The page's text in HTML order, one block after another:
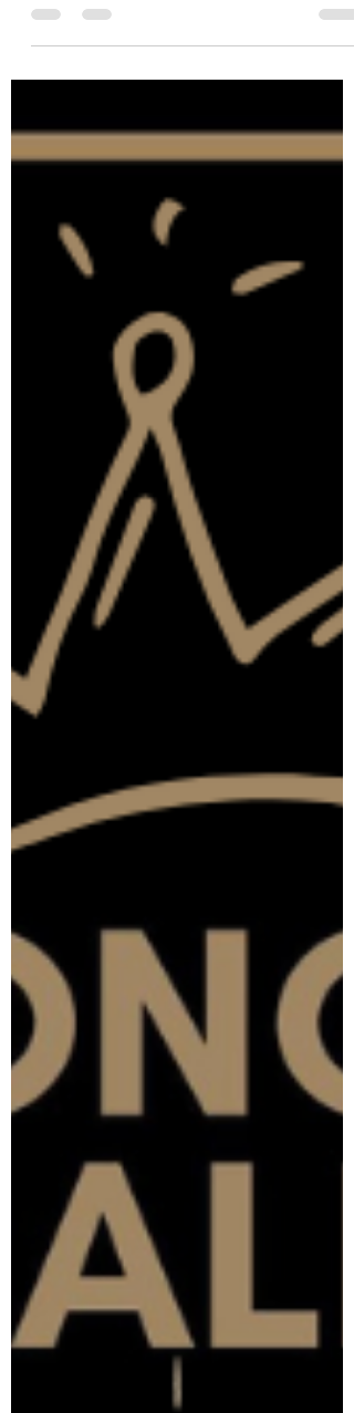
conheçam a Elisa , uma mulher de 28 anos
que é um verdadeiro exemplo de
O projeto FEM visa promover a inserção
socioeconómica de 100 mulheres entre os 16